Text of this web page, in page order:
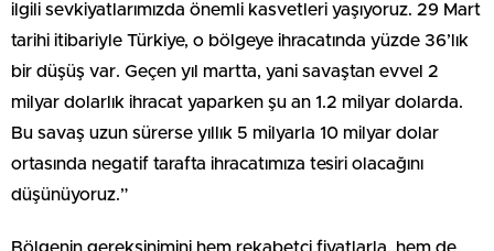
ilgili sevkiyatlarımızda önemli kasvetleri yaşıyoruz. 29 Mart
tarihi itibariyle Türkiye, o bölgeye ihracatında yüzde 36’lık
bir düşüş var. Geçen yıl martta, yani savaştan evvel 2
milyar dolarlık ihracat yaparken şu an 1.2 milyar dolarda.
Bu savaş uzun sürerse yıllık 5 milyarla 10 milyar dolar
ortasında negatif tarafta ihracatımıza tesiri olacağını
düşünüyoruz.”